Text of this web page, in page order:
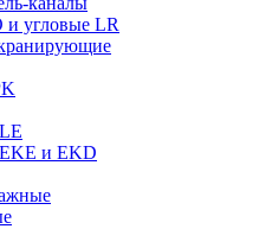
угловые LR
и EKD